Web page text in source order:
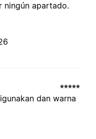
ningún apartado.
dan warna